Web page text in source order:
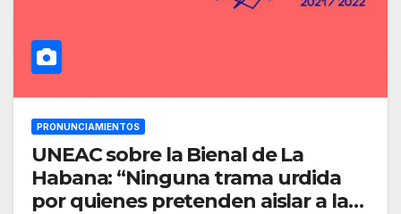
PRONUNCIAMIENTOS
UNEAC sobre la Bienal de La
Habana: “Ninguna trama urdida
por quienes pretenden aislar a la